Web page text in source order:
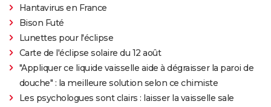
Hantavirus en France
Bison Futé
Lunettes pour l'éclipse
Carte de l'éclipse solaire du 12 août
"Appliquer ce liquide vaisselle aide à dégraisser la paroi de
douche" : la meilleure solution selon ce chimiste
Les psychologues sont clairs : laisser la vaisselle sale